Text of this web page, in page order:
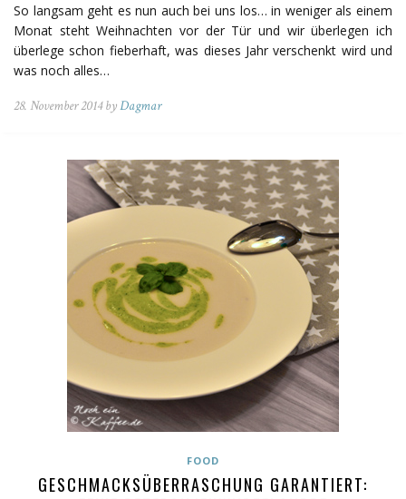
So langsam geht es nun auch bei uns los… in weniger als einem
Monat steht Weihnachten vor der Tür und wir überlegen ich
überlege schon fieberhaft, was dieses Jahr verschenkt wird und
was noch alles…
28. November 2014 byDagmar
FOOD
GESCHMACKSÜBERRASCHUNG GARANTIERT: